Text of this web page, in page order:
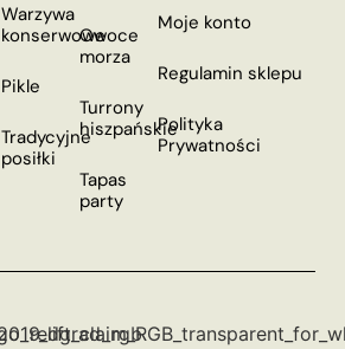
Warzywa
konserwowe
Pikle
Tradycyjne
posiłki
Owoce
morza
Turrony
hiszpańskie
Tapas
party
Moje konto
Regulamin sklepu
Polityka
Prywatności